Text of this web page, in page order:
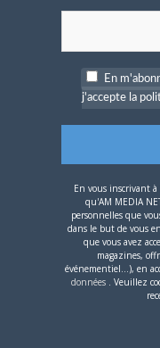
au
vache,
pas
fait
sens
sens),
partie
de
pas
En
j'accepte la
En vous inscrivant
qu'AM MEDIA
personnelles que
dans le but de vous
que vous avez
magazines,
événementiel...), en
données . Veuillez